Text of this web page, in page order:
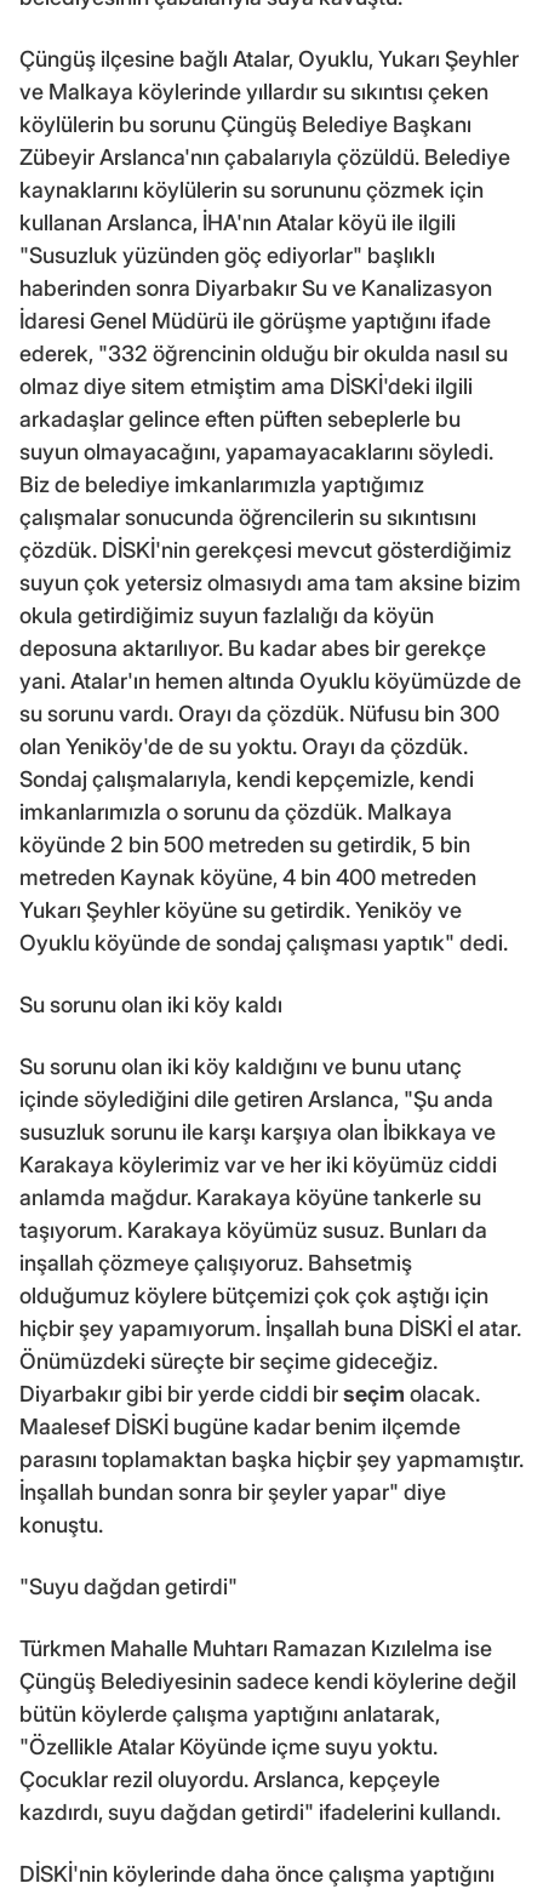
Çüngüş ilçesine bağlı Atalar, Oyuklu, Yukarı Şeyhler
ve Malkaya köylerinde yıllardır su sıkıntısı çeken
köylülerin bu sorunu Çüngüş Belediye Başkanı
Zübeyir Arslanca'nın çabalarıyla çözüldü. Belediye
kaynaklarını köylülerin su sorununu çözmek için
kullanan Arslanca, İHA'nın Atalar köyü ile ilgili
"Susuzluk yüzünden göç ediyorlar" başlıklı
haberinden sonra Diyarbakır Su ve Kanalizasyon
İdaresi Genel Müdürü ile görüşme yaptığını ifade
ederek, "332 öğrencinin olduğu bir okulda nasıl su
olmaz diye sitem etmiştim ama DİSKİ'deki ilgili
arkadaşlar gelince eften püften sebeplerle bu
suyun olmayacağını, yapamayacaklarını söyledi.
Biz de belediye imkanlarımızla yaptığımız
çalışmalar sonucunda öğrencilerin su sıkıntısını
çözdük. DİSKİ'nin gerekçesi mevcut gösterdiğimiz
suyun çok yetersiz olmasıydı ama tam aksine bizim
okula getirdiğimiz suyun fazlalığı da köyün
deposuna aktarılıyor. Bu kadar abes bir gerekçe
yani. Atalar'ın hemen altında Oyuklu köyümüzde de
su sorunu vardı. Orayı da çözdük. Nüfusu bin 300
olan Yeniköy'de de su yoktu. Orayı da çözdük.
Sondaj çalışmalarıyla, kendi kepçemizle, kendi
imkanlarımızla o sorunu da çözdük. Malkaya
köyünde 2 bin 500 metreden su getirdik, 5 bin
metreden Kaynak köyüne, 4 bin 400 metreden
Yukarı Şeyhler köyüne su getirdik. Yeniköy ve
Oyuklu köyünde de sondaj çalışması yaptık" dedi.
Su sorunu olan iki köy kaldı
Su sorunu olan iki köy kaldığını ve bunu utanç
içinde söylediğini dile getiren Arslanca, "Şu anda
susuzluk sorunu ile karşı karşıya olan İbikkaya ve
Karakaya köylerimiz var ve her iki köyümüz ciddi
anlamda mağdur. Karakaya köyüne tankerle su
taşıyorum. Karakaya köyümüz susuz. Bunları da
inşallah çözmeye çalışıyoruz. Bahsetmiş
olduğumuz köylere bütçemizi çok çok aştığı için
hiçbir şey yapamıyorum. İnşallah buna DİSKİ el atar.
Önümüzdeki süreçte bir seçime gideceğiz.
Diyarbakır gibi bir yerde ciddi birseçim olacak.
Maalesef DİSKİ bugüne kadar benim ilçemde
parasını toplamaktan başka hiçbir şey yapmamıştır.
İnşallah bundan sonra bir şeyler yapar" diye
konuştu.
"Suyu dağdan getirdi"
Türkmen Mahalle Muhtarı Ramazan Kızılelma ise
Çüngüş Belediyesinin sadece kendi köylerine değil
bütün köylerde çalışma yaptığını anlatarak,
"Özellikle Atalar Köyünde içme suyu yoktu.
Çocuklar rezil oluyordu. Arslanca, kepçeyle
kazdırdı, suyu dağdan getirdi" ifadelerini kullandı.
DİSKİ'nin köylerinde daha önce çalışma yaptığını